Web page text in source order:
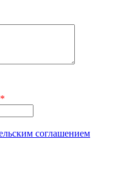
*
соглашением